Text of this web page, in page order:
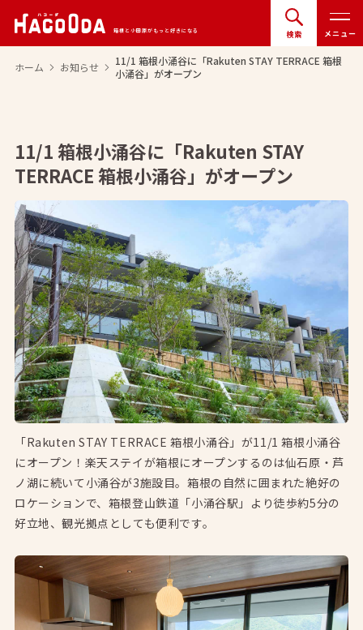
箱根と小田原がもっと好きになる 検索 メニュー
ホーム arrow_forward_ios お知らせ arrow_forward_ios
11/1 箱根小涌谷に「Rakuten STAY TERRACE 箱根
小涌谷」がオープン
11/1 箱根小涌谷に「Rakuten STAY
TERRACE 箱根小涌谷」がオープン
「Rakuten STAY TERRACE 箱根小涌谷」が11/1 箱根小涌谷
にオープン！楽天ステイが箱根にオープンするのは仙石原・芦
ノ湖に続いて小涌谷が3施設目。箱根の自然に囲まれた絶好の
ロケーションで、箱根登山鉄道「小涌谷駅」より徒歩約5分の
好立地、観光拠点としても便利です。